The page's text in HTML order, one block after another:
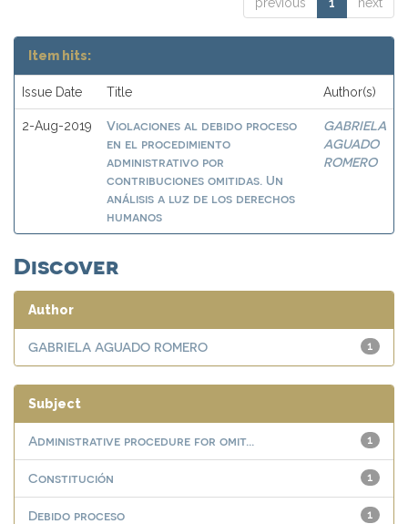
Item hits:
Issue Date Title Author(s)
2-Aug-2019
Violaciones al debido proceso
en el procedimiento
administrativo por
contribuciones omitidas. Un
análisis a luz de los derechos
humanos
GABRIELA
AGUADO
ROMERO
Discover
Author
1
GABRIELA AGUADO ROMERO
Subject
1
Administrative procedure for omit...
1
Constitución
1
Debido proceso